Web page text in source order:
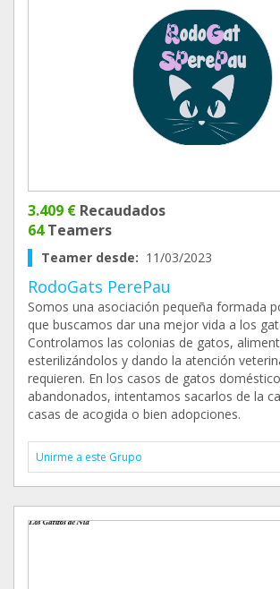
3.409 € Recaudados
64Teamers
Teamer desde: 11/03/2023
RodoGats PerePau
Somos una asociación pequeña formada
que buscamos dar una mejor vida a los
Controlamos las colonias de gatos,
esterilizándolos y dando la atención
requieren. En los casos de gatos
abandonados, intentamos sacarlos de la
casas de acogida o bien adopciones.
Unirme a este Grupo